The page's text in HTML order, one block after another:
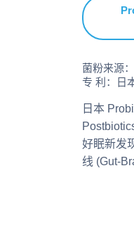
菌粉来源
专 利：日
日本
好眠新发
线 (Gut-